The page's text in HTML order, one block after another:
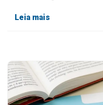
Leia mais